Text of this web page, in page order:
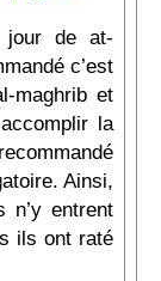
jour de at-
c’est
maghrib et
la
Ainsi,
n’y entrent
ils ont raté